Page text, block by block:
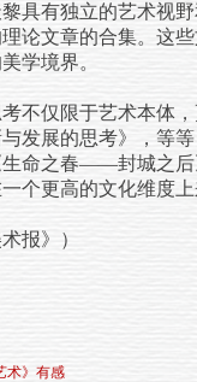
具有独立的艺术视
论文章的合集。这
学境界。
不仅限于艺术本体
发展的思考》，等
命之春——封城之
个更高的文化维度
报》）
术》有感